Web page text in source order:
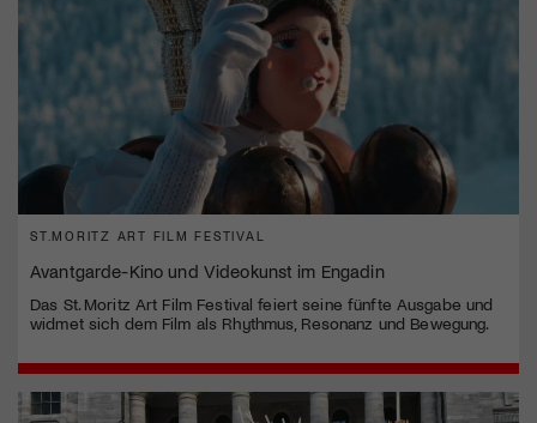
ST.MORITZ ART FILM FESTIVAL
Avantgarde-Kino und Videokunst im Engadin
Das St. Moritz Art Film Festival feiert seine fünfte Ausgabe und
widmet sich dem Film als Rhythmus, Resonanz und Bewegung.